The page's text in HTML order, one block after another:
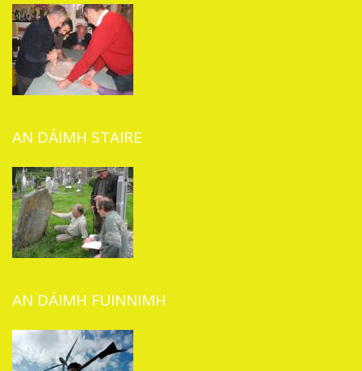
AN DÁIMH STAIRE
AN DÁIMH FUINNIMH